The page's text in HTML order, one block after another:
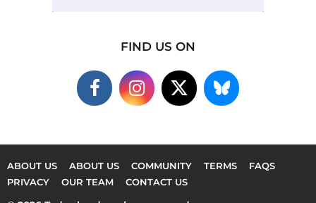
FIND US ON
ABOUT US ABOUT US COMMUNITY TERMS
FAQS
PRIVACY
OUR TEAM CONTACT US